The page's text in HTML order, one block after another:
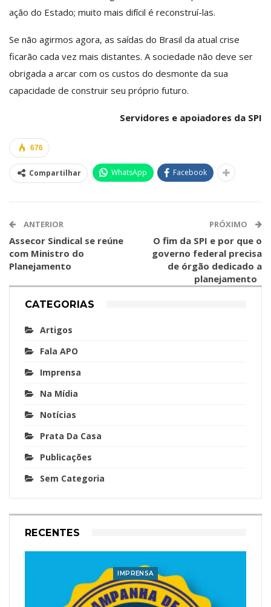
ação do Estado; muito mais difícil é reconstruí-las.
Se não agirmos agora, as saídas do Brasil da atual crise
ficarão cada vez mais distantes. A sociedade não deve ser
obrigada a arcar com os custos do desmonte da sua
capacidade de construir seu próprio futuro.
Servidores e apoiadores da SPI
676
Compartilhar WhatsApp Facebook
ANTERIOR
Assecor Sindical se reúne
com Ministro do
Planejamento
PRÓXIMO
O fim da SPI e por que o
governo federal precisa
de órgão dedicado a
planejamento
CATEGORIAS
Artigos
Fala APO
Imprensa
Na Mídia
Notícias
Prata Da Casa
Publicações
Sem Categoria
RECENTES
IMPRENSA